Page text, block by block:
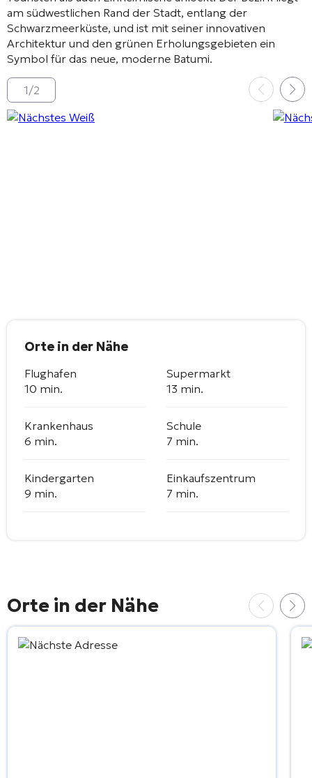
am südwestlichen Rand der Stadt, entlang der
Schwarzmeerküste, und ist mit seiner innovativen
Architektur und den grünen Erholungsgebieten ein
Symbol für das neue, moderne Batumi.
1/2
Orte in der Nähe
Flughafen
10 min.
Supermarkt
13 min.
Krankenhaus
6 min.
Schule
7 min.
Kindergarten
9 min.
Einkaufszentrum
7 min.
Orte in der Nähe